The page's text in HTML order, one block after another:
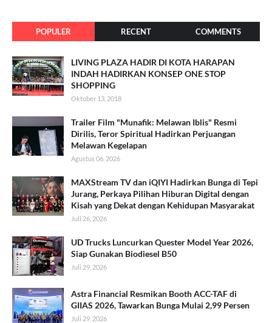
POPULER RECENT COMMENTS
LIVING PLAZA HADIR DI KOTA HARAPAN
INDAH HADIRKAN KONSEP ONE STOP
SHOPPING
Oktober 13, 2018
Trailer Film "Munafik: Melawan Iblis" Resmi
Dirilis, Teror Spiritual Hadirkan Perjuangan
Melawan Kegelapan
Agustus 06, 2026
MAXStream TV dan iQIYI Hadirkan Bunga di Tepi
Jurang, Perkaya Pilihan Hiburan Digital dengan
Kisah yang Dekat dengan Kehidupan Masyarakat
Juli 26, 2026
UD Trucks Luncurkan Quester Model Year 2026,
Siap Gunakan Biodiesel B50
Juli 29, 2026
Astra Financial Resmikan Booth ACC-TAF di
GIIAS 2026, Tawarkan Bunga Mulai 2,99 Persen
Juli 29, 2026